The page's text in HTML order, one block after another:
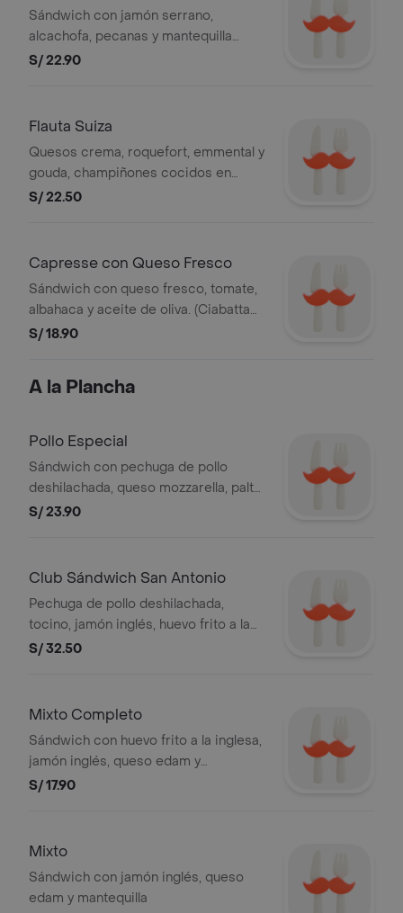
Sándwich con jamón serrano,
alcachofa, pecanas y mantequilla
(ciabatta integral).
S/ 22.90
Flauta Suiza
Quesos crema, roquefort, emmental y
gouda, champiñones cocidos en
aceite de oliva y tomate. (Flauta)
S/ 22.50
Capresse con Queso Fresco
Sándwich con queso fresco, tomate,
albahaca y aceite de oliva. (Ciabatta
Integral)
S/ 18.90
A la Plancha
Pollo Especial
Sándwich con pechuga de pollo
deshilachada, queso mozzarella, palta,
tomate, orégano, mantequilla y
S/ 23.90
Club Sándwich San Antonio
Pechuga de pollo deshilachada,
tocino, jamón inglés, huevo frito a la
inglesa, queso edam, champiñones
S/ 32.50
Mixto Completo
Sándwich con huevo frito a la inglesa,
jamón inglés, queso edam y
mantequilla
S/ 17.90
Mixto
Sándwich con jamón inglés, queso
edam y mantequilla